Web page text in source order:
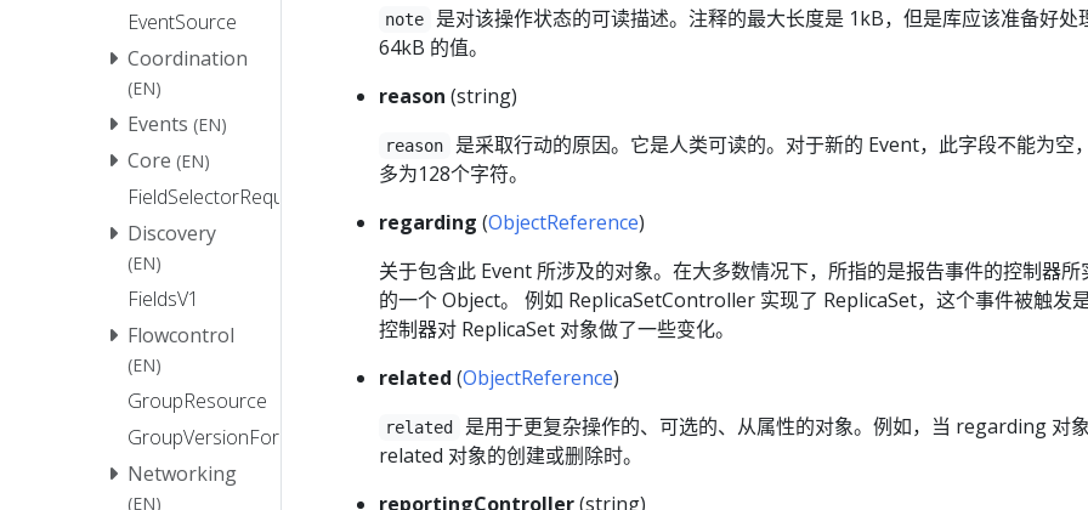
EventSource
Coordination
(EN)
Events (EN)
Core (EN)
FieldSelectorRequirement
Discovery
(EN)
FieldsV1
Flowcontrol
(EN)
GroupResource
GroupVersionForDiscovery
Networking
(EN)
note
是对该操作状态的可读描述。注释的最大长度是 1kB，但是库应该准备好处
64kB 的值。
reason (string)
reason
是采取行动的原因。它是人类可读的。对于新的 Event，此字段不能为空
多为128个字符。
regarding (ObjectReference)
关于包含此 Event 所涉及的对象。在大多数情况下，所指的是报告事件的控制器所
的一个 Object。 例如 ReplicaSetController 实现了 ReplicaSet，这个事件被触发
控制器对 ReplicaSet 对象做了一些变化。
related (ObjectReference)
related
是用于更复杂操作的、可选的、从属性的对象。例如，当 regarding 对
related 对象的创建或删除时。
reportingController(string)